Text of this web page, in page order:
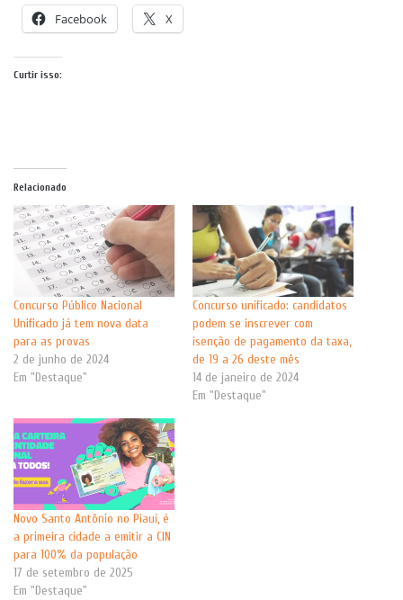
Facebook X
Curtir isso:
Relacionado
Concurso Público Nacional
Unificado já tem nova data
para as provas
2 de junho de 2024
Em "Destaque"
Concurso unificado: candidatos
podem se inscrever com
isenção de pagamento da taxa,
de 19 a 26 deste mês
14 de janeiro de 2024
Em "Destaque"
Novo Santo Antônio no Piauí, é
a primeira cidade a emitir a CIN
para 100% da população
17 de setembro de 2025
Em "Destaque"